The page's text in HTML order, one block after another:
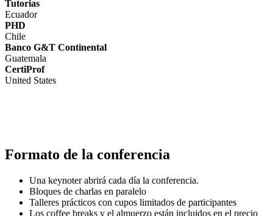
Tutorias
Ecuador
PHD
Chile
Banco G&T Continental
Guatemala
CertiProf
United States
Formato de la conferencia
Una keynoter abrirá cada día la conferencia.
Bloques de charlas en paralelo
Talleres prácticos con cupos limitados de participantes
Los coffee breaks y el almuerzo están incluidos en el precio